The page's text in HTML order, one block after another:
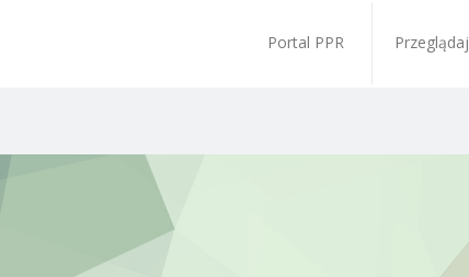
Portal PPR Przeglądaj